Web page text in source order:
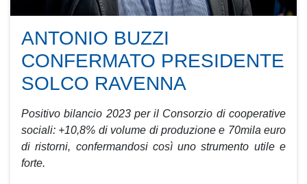
ANTONIO BUZZI
CONFERMATO PRESIDENTE
SOLCO RAVENNA
Positivo bilancio 2023 per il Consorzio di cooperative
sociali: +10,8% di volume di produzione e 70mila euro
di ristorni, confermandosi così uno strumento utile e
forte.